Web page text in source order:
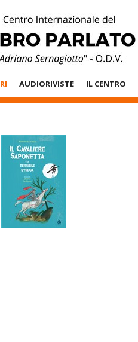
AUDIORIVISTE IL CENTRO